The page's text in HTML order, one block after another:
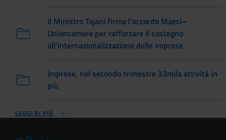
Il Ministro Tajani firma l’accordo Maeci–
Unioncamere per rafforzare il sostegno
all’internazionalizzazione delle imprese
Imprese, nel secondo trimestre 33mila attività in
più
LEGGI DI PIÙ